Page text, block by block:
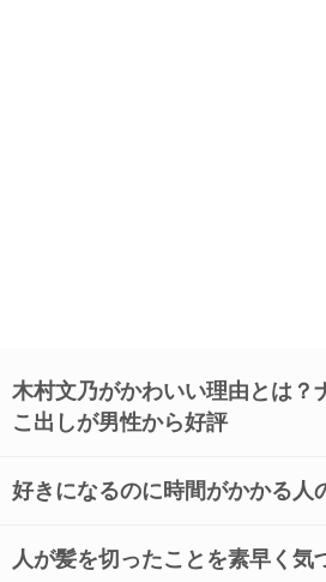
木村文乃がかわいい理由とは？
こ出しが男性から好評
好きになるのに時間がかかる人
人が髪を切ったことを素早く気